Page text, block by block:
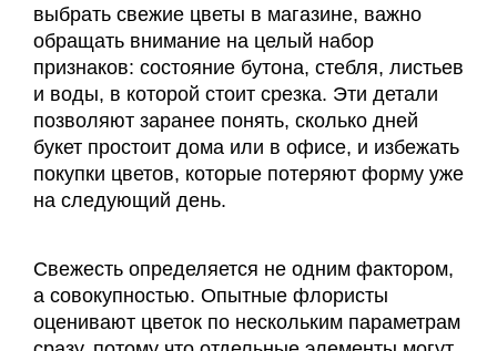
выбрать свежие цветы в магазине, важно
обращать внимание на целый набор
признаков: состояние бутона, стебля, листьев
и воды, в которой стоит срезка. Эти детали
позволяют заранее понять, сколько дней
букет простоит дома или в офисе, и избежать
покупки цветов, которые потеряют форму уже
на следующий день.
Свежесть определяется не одним фактором,
а совокупностью. Опытные флористы
оценивают цветок по нескольким параметрам